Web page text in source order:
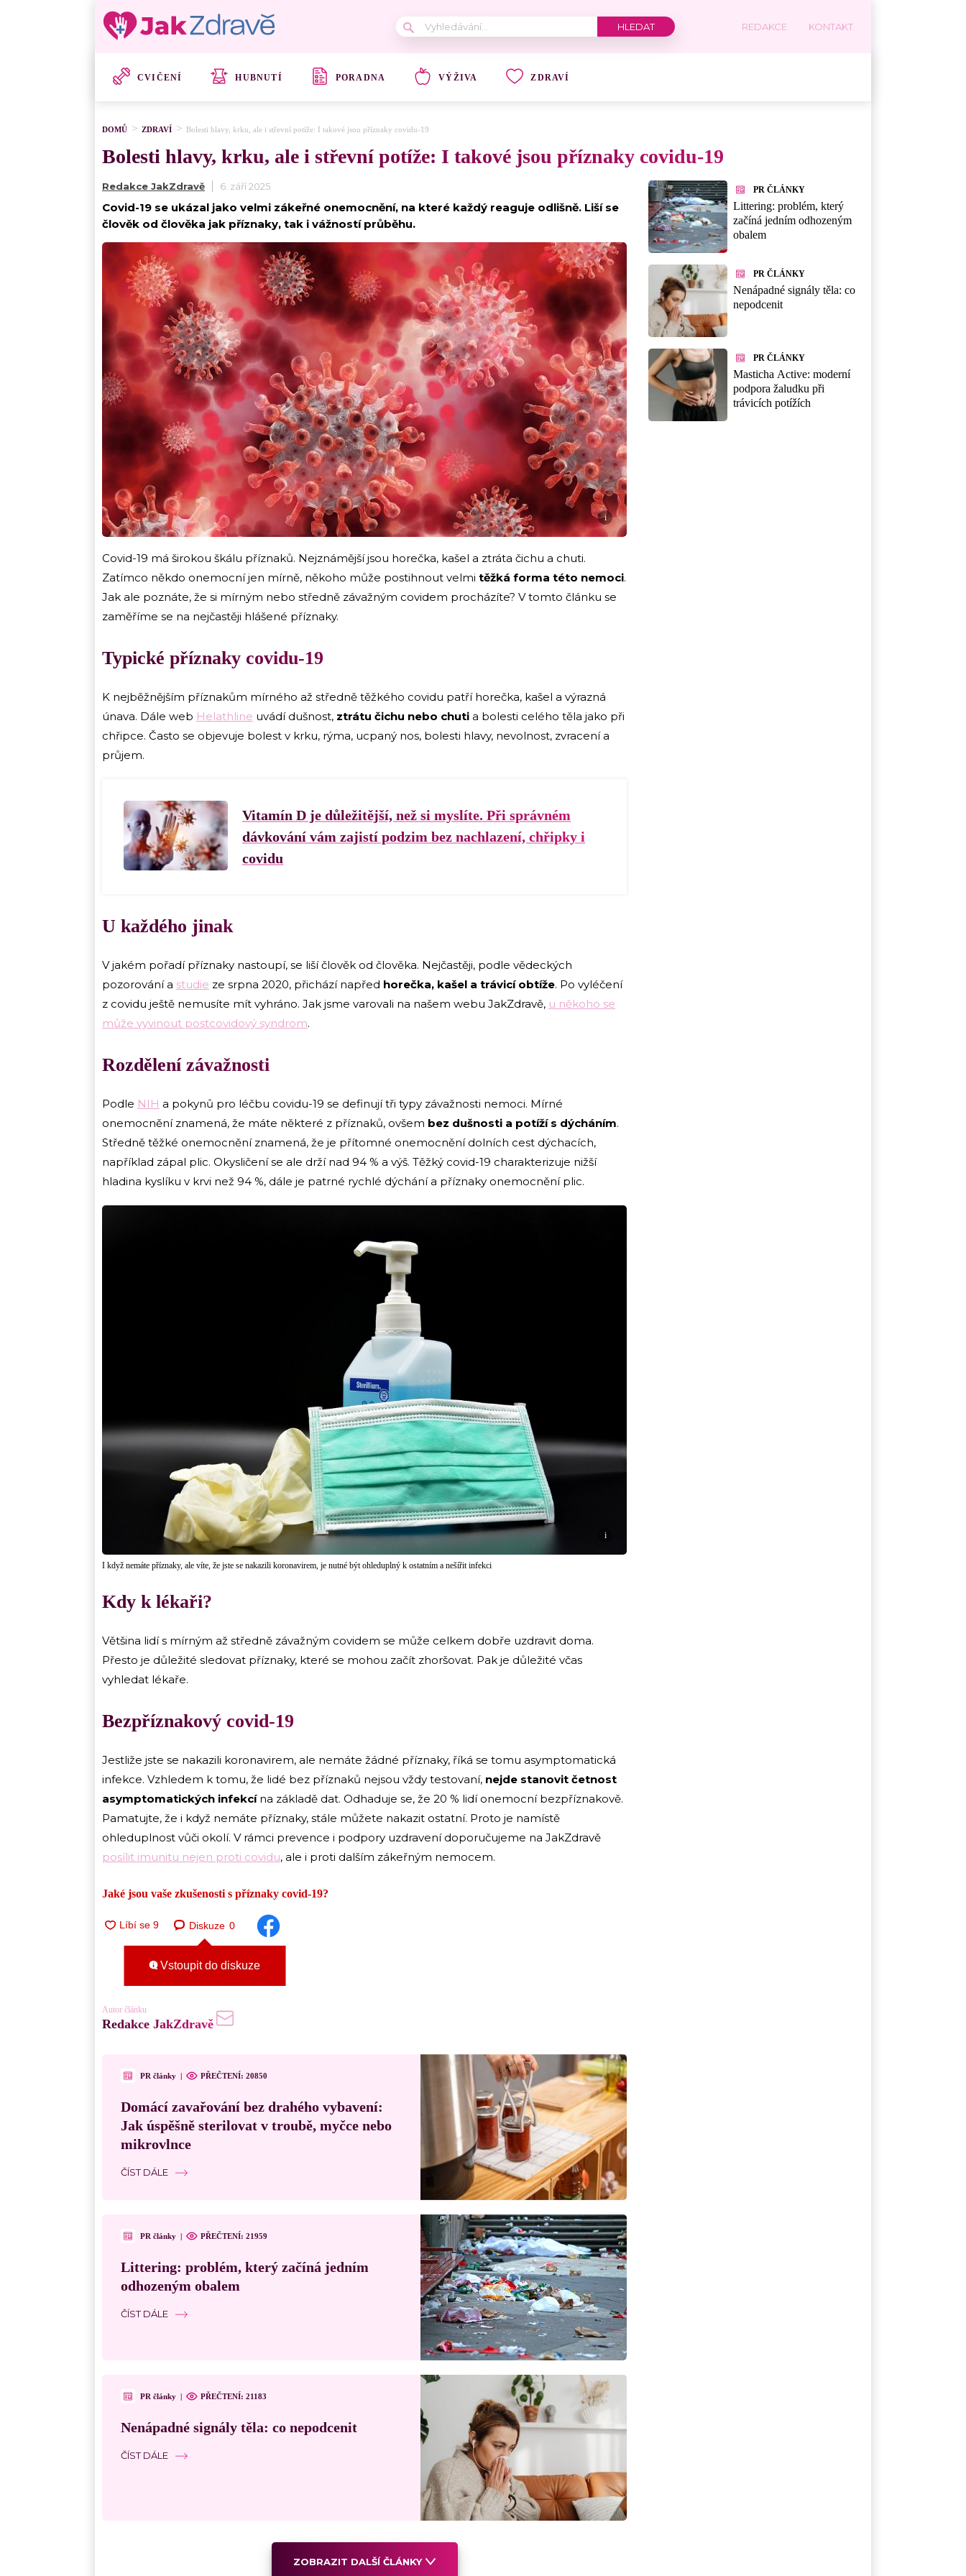
REDAKCE KONTAKT
CVIČENÍ HUBNUTÍ PORADNA VÝŽIVA ZDRAVÍ
DOMŮ ZDRAVÍ Bolesti hlavy, krku, ale i střevní potíže: I takové jsou příznaky covidu-19
Bolesti hlavy, krku, ale i střevní potíže: I takové jsou příznaky covidu-19
Redakce JakZdravě 6. září 2025
Covid-19 se ukázal jako velmi zákeřné onemocnění, na které každý reaguje odlišně. Liší se
člověk od člověka jak příznaky, tak i vážností průběhu.
i
Covid-19 má širokou škálu příznaků. Nejznámější jsou horečka, kašel a ztráta čichu a chuti.
Zatímco někdo onemocní jen mírně, někoho může postihnout velmi těžká forma této nemoci.
Jak ale poznáte, že si mírným nebo středně závažným covidem procházíte? V tomto článku se
zaměříme se na nejčastěji hlášené příznaky.
Typické příznaky covidu-19
K nejběžnějším příznakům mírného až středně těžkého covidu patří horečka, kašel a výrazná
únava. Dále web Helathline uvádí dušnost, ztrátu čichu nebo chuti a bolesti celého těla jako při
chřipce. Často se objevuje bolest v krku, rýma, ucpaný nos, bolesti hlavy, nevolnost, zvracení a
průjem.
Vitamín D je důležitější, než si myslíte. Při správném
dávkování vám zajistí podzim bez nachlazení, chřipky i
covidu
U každého jinak
V jakém pořadí příznaky nastoupí, se liší člověk od člověka. Nejčastěji, podle vědeckých
pozorování a studie ze srpna 2020, přichází napřed horečka, kašel a trávicí obtíže. Po vyléčení
z covidu ještě nemusíte mít vyhráno. Jak jsme varovali na našem webu JakZdravě, u někoho se
může vyvinout postcovidový syndrom.
Rozdělení závažnosti
Podle NIH a pokynů pro léčbu covidu-19 se definují tři typy závažnosti nemoci. Mírné
onemocnění znamená, že máte některé z příznaků, ovšem bez dušnosti a potíží s dýcháním.
Středně těžké onemocnění znamená, že je přítomné onemocnění dolních cest dýchacích,
například zápal plic. Okysličení se ale drží nad 94 % a výš. Těžký covid-19 charakterizuje nižší
hladina kyslíku v krvi než 94 %, dále je patrné rychlé dýchání a příznaky onemocnění plic.
i
I když nemáte příznaky, ale víte, že jste se nakazili koronavirem, je nutné být ohleduplný k ostatním a nešířit infekci
Kdy k lékaři?
Většina lidí s mírným až středně závažným covidem se může celkem dobře uzdravit doma.
Přesto je důležité sledovat příznaky, které se mohou začít zhoršovat. Pak je důležité včas
vyhledat lékaře.
Bezpříznakový covid-19
Jestliže jste se nakazili koronavirem, ale nemáte žádné příznaky, říká se tomu asymptomatická
infekce. Vzhledem k tomu, že lidé bez příznaků nejsou vždy testovaní, nejde stanovit četnost
asymptomatických infekcína základě dat. Odhaduje se, že 20 % lidí onemocní bezpříznakově.
Pamatujte, že i když nemáte příznaky, stále můžete nakazit ostatní. Proto je namístě
ohleduplnost vůči okolí. V rámci prevence i podpory uzdravení doporučujeme na JakZdravě
posílit imunitu nejen proti covidu, ale i proti dalším zákeřným nemocem.
Jaké jsou vaše zkušenosti s příznaky covid-19?
Diskuze 0
Vstoupit do diskuze
Autor článku
Redakce JakZdravě
PR články | PŘEČTENÍ: 20850
Domácí zavařování bez drahého vybavení:
Jak úspěšně sterilovat v troubě, myčce nebo
mikrovlnce
ČÍST DÁLE
PR články | PŘEČTENÍ: 21959
Littering: problém, který začíná jedním
odhozeným obalem
ČÍST DÁLE
PR články | PŘEČTENÍ: 21183
Nenápadné signály těla: co nepodcenit
ČÍST DÁLE
ZOBRAZIT DALŠÍ ČLÁNKY
PR ČLÁNKY
Littering: problém, který
začíná jedním odhozeným
obalem
PR ČLÁNKY
Nenápadné signály těla: co
nepodcenit
PR ČLÁNKY
Masticha Active: moderní
podpora žaludku při
trávicích potížích